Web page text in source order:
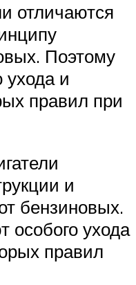
отличаются
Поэтому
ухода и
правил при
и
бензиновых.
особого ухода
правил